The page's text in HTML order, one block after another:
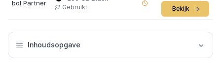
bol Partner
Gebruikt Bekijk
Inhoudsopgave